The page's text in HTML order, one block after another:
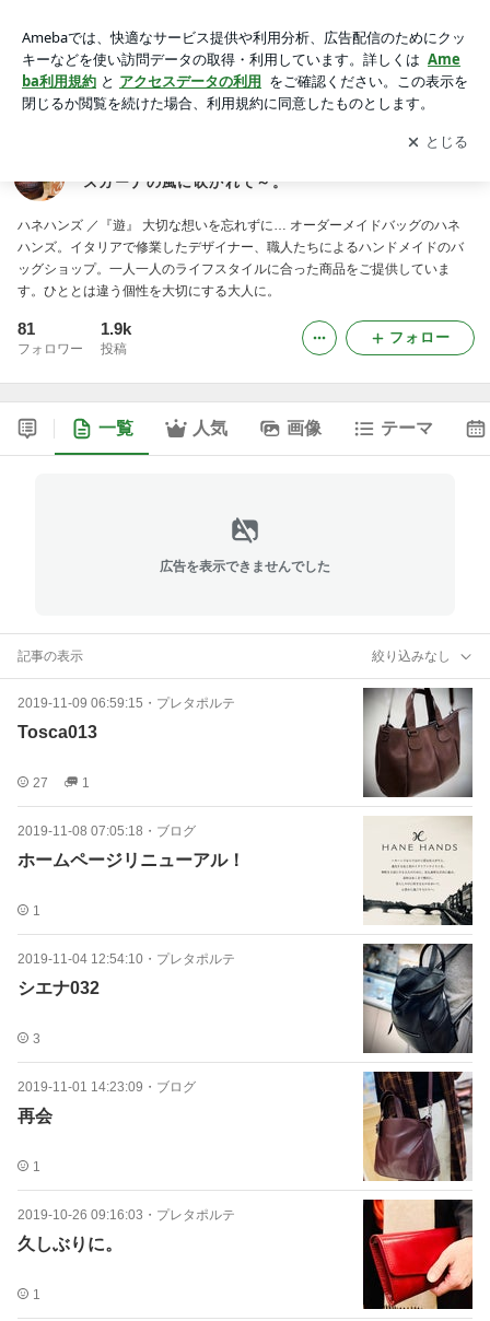
の風に吹かれて～。
アプリをダウンロードして ブログの更新通知
を受け取りまし
ょう。
開く
スカーナの風に吹かれて～。
ハネハンズ ／『遊』 大切な想いを忘れずに… オーダーメイドバッグのハネ
ハンズ。イタリアで修業したデザイナー、職人たちによるハンドメイドのバ
ッグショップ。一人一人のライフスタイルに合った商品をご提供していま
す。ひととは違う個性を大切にする大人に。
81
フォロワー
1.9k
投稿
フォロー
一覧 人気 画像 テーマ
広告を表示できませんでした
記事の表示 絞り込みなし
2019-11-09 06:59:15 ・ プレタポルテ
Tosca013
27 1
2019-11-08 07:05:18 ・ ブログ
ホームページリニューアル！
1
2019-11-04 12:54:10 ・ プレタポルテ
シエナ032
3
2019-11-01 14:23:09 ・ ブログ
再会
1
2019-10-26 09:16:03 ・ プレタポルテ
久しぶりに。
1